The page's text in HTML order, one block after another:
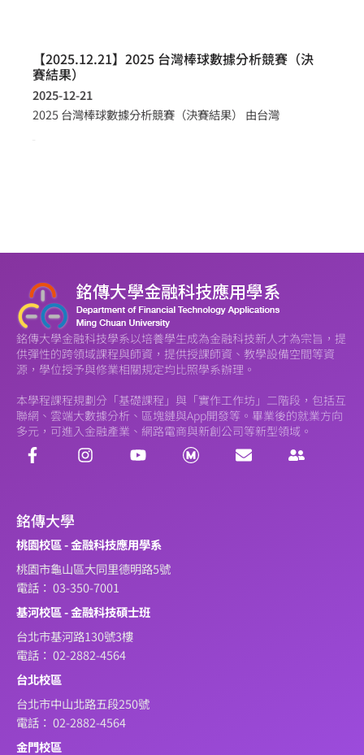
【2025.12.21】2025 台灣棒球數據分析競賽（決
賽結果）
2025-12-21
2025 台灣棒球數據分析競賽（決賽結果） 由台灣
銘傳大學金融科技學系以培養學生成為金融科技新人才為宗旨，提
供彈性的跨領域課程與師資，提供授課師資、教學設備空間等資
源，學位授予與修業相關規定均比照學系辦理。
本學程課程規劃分「基礎課程」與「實作工作坊」二階段，包括互
聯網、雲端大數據分析、區塊鏈與App開發等。畢業後的就業方向
多元，可進入金融產業、網路電商與新創公司等新型領域。
銘傳大學
桃園校區 - 金融科技應用學系
桃園市龜山區大同里德明路5號
電話： 03-350-7001
基河校區 - 金融科技碩士班
台北市基河路130號3樓
電話： 02-2882-4564
台北校區
台北市中山北路五段250號
電話： 02-2882-4564
金門校區